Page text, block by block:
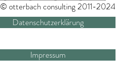
© otterbach consulting 2011-2024
Datenschutzerklärung
Impressum